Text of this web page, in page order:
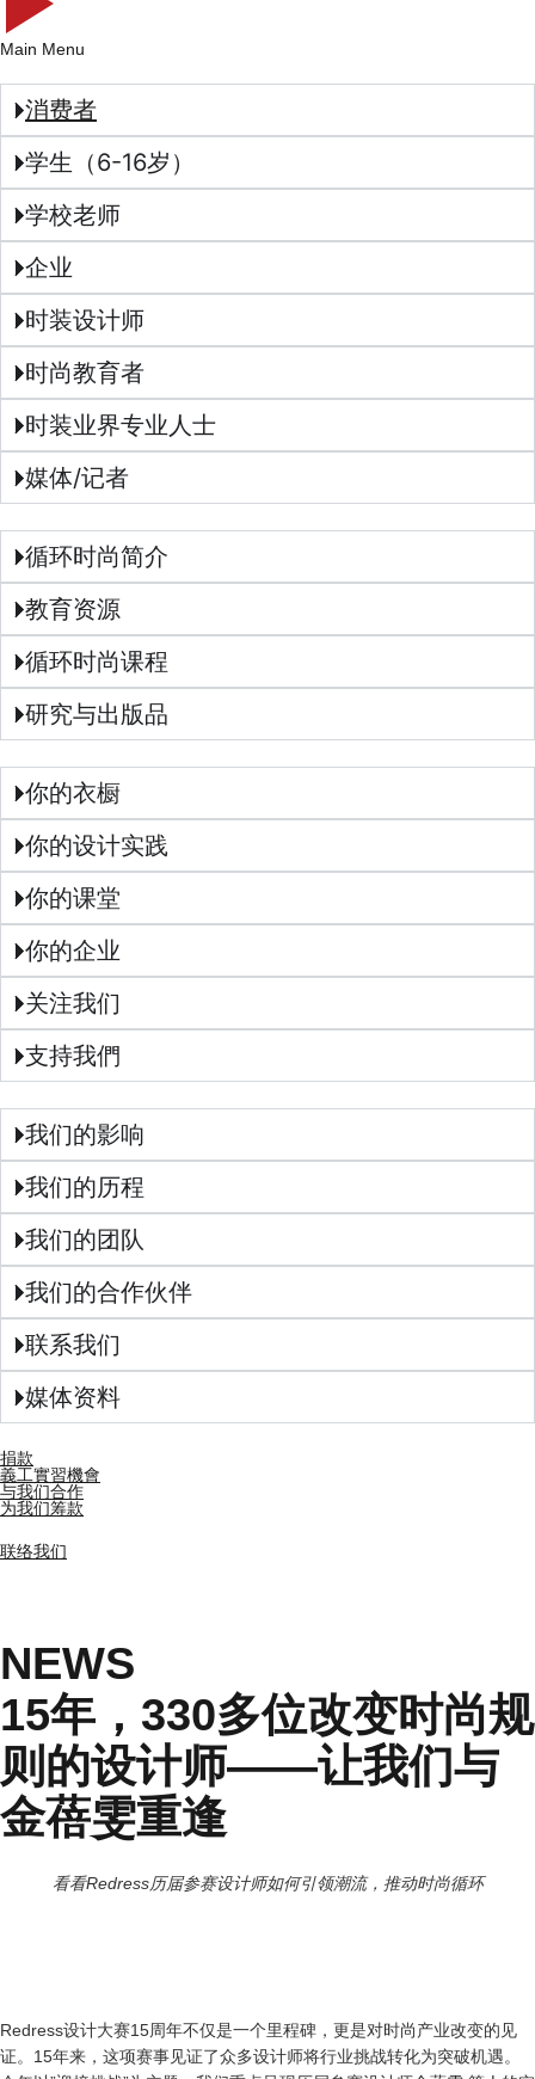
Main Menu
消费者
学生（6-16岁）
学校老师
企业
时装设计师
时尚教育者
时装业界专业人士
媒体/记者
循环时尚简介
教育资源
循环时尚课程
研究与出版品
你的衣橱
你的设计实践
你的课堂
你的企业
关注我们
支持我們
我们的影响
我们的历程
我们的团队
我们的合作伙伴
联系我们
媒体资料
捐款
義工實習機會
与我们合作
为我们筹款
联络我们
NEWS
15年，330多位改变时尚规
则的设计师——让我们与
金蓓雯重逢
看看Redress历届参赛设计师如何引领潮流，推动时尚循环
Redress设计大赛15周年不仅是一个里程碑，更是对时尚产业改变的见
证。15年来，这项赛事见证了众多设计师将行业挑战转化为突破机遇。